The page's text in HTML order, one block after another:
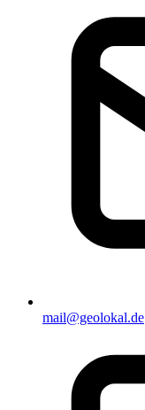
mail@geolokal.de